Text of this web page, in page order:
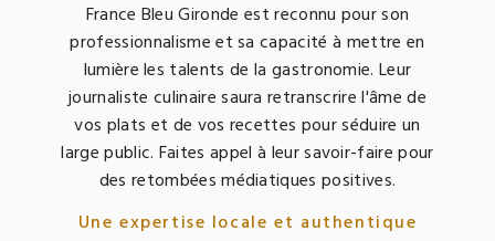
France Bleu Gironde est reconnu pour son
professionnalisme et sa capacité à mettre en
lumière les talents de la gastronomie. Leur
journaliste culinaire saura retranscrire l'âme de
vos plats et de vos recettes pour séduire un
large public. Faites appel à leur savoir-faire pour
des retombées médiatiques positives.
Une expertise locale et authentique